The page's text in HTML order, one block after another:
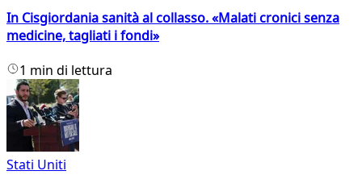
In Cisgiordania sanità al collasso. «Malati cronici senza
medicine, tagliati i fondi»
1 min di lettura
Stati Uniti